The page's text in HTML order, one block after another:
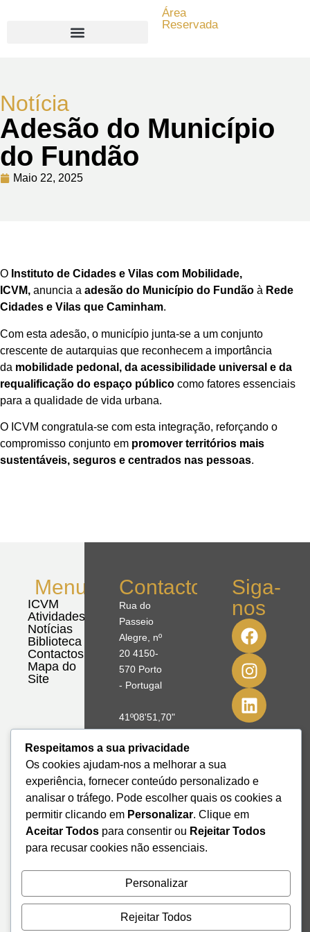
Área
Reservada
Notícia
Adesão do Município
do Fundão
Maio 22, 2025
O Instituto de Cidades e Vilas com Mobilidade,
ICVM, anuncia a adesão do Município do Fundão à Rede
Cidades e Vilas que Caminham.
Com esta adesão, o município junta-se a um conjunto
crescente de autarquias que reconhecem a importância
da mobilidade pedonal, da acessibilidade universal e da
requalificação do espaço público como fatores essenciais
para a qualidade de vida urbana.
O ICVM congratula-se com esta integração, reforçando o
compromisso conjunto em promover territórios mais
sustentáveis, seguros e centrados nas pessoas.
Menu
ICVM
Atividades
Notícias
Biblioteca
Contactos
Mapa do
Site
Contactos
Rua do
Passeio
Alegre, nº
20 4150-
570 Porto
- Portugal
41º08'51,70"
N
8º39'41,76"
W
+351 228
328 115
geral@institutodemobilidade.org
Subscreva
a
Send
Siga-
nos
Respeitamos a sua privacidade
Os cookies ajudam-nos a melhorar a sua
experiência, fornecer conteúdo personalizado e
analisar o tráfego. Pode escolher quais os cookies a
permitir clicando em Personalizar. Clique em
Aceitar Todos para consentir ou Rejeitar Todos
para recusar cookies não essenciais.
Personalizar
Rejeitar Todos